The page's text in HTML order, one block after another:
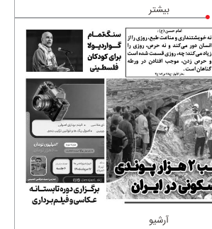
بیشتر
آرشیو